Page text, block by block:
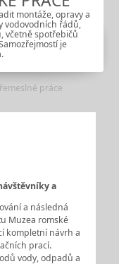
montáže, opravy a
vodovodních řádů,
včetně spotřebičů
je
práce
a
a následná
Muzea romské
kompletní návrh a
prací.
vody, odpadů a